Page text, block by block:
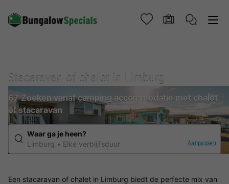
Stacaravan of chalet in Limburg
67 Zoeken vanaf camping accommodatie met chalet
of stacaravan
Waar ga je heen?
Limburg
Elke verblijfsduur Aanpassen
Een stacaravan of chalet in Limburg biedt de perfecte mix van